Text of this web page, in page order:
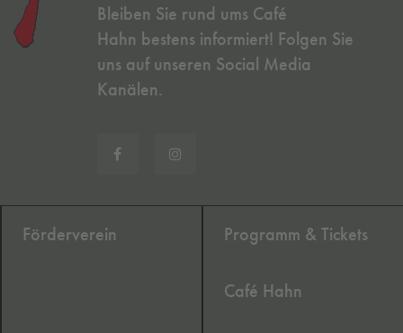
Bleiben Sie rund ums Café
Hahn bestens informiert! Folgen Sie
uns auf unseren Social Media
Kanälen.
Förderverein Programm & Tickets
Café Hahn